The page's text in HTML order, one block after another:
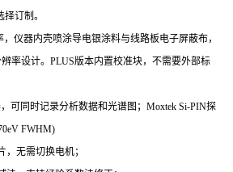
订制。
仪器内壳喷涂导电银涂料与线路板电子屏蔽布，
率设计。PLUS版本内置校准块，不需要外部标
可同时记录分析数据和光谱图；Moxtek Si-PIN探
FWHM)
，无需切换电机；